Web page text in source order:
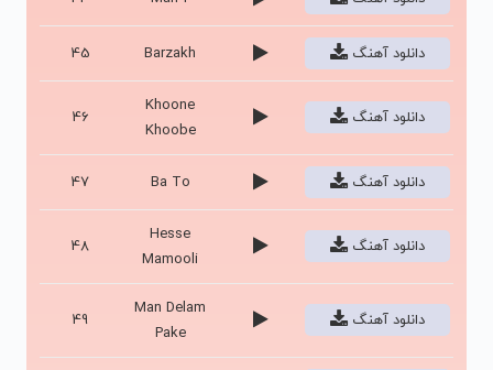
45 Barzakh دانلود آهنگ
46
Khoone
Khoobe
دانلود آهنگ
47 Ba To دانلود آهنگ
48
Hesse
Mamooli
دانلود آهنگ
49
Man Delam
Pake
دانلود آهنگ